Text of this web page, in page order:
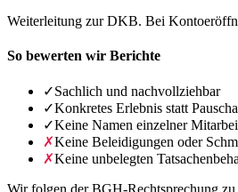
Weiterleitung zur DKB. Bei
So bewerten wir Berichte
✓Sachlich und nachvollziehbar
✓Konkretes Erlebnis statt
✓Keine Namen einzelner
✗Keine Beleidigungen oder
✗Keine unbelegten